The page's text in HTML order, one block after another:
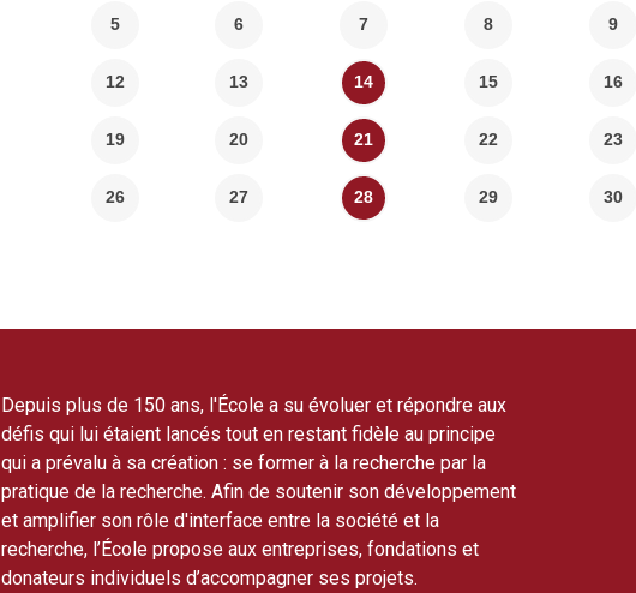
5 6 7 8 9
12 13 14 15 16
19 20 21 22 23
26 27 28 29 30
Depuis plus de 150 ans, l'École a su évoluer et répondre aux
défis qui lui étaient lancés tout en restant fidèle au principe
qui a prévalu à sa création : se former à la recherche par la
pratique de la recherche. Afin de soutenir son développement
et amplifier son rôle d'interface entre la société et la
recherche, l’École propose aux entreprises, fondations et
donateurs individuels d’accompagner ses projets.